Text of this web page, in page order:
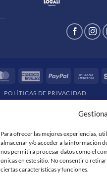
Para ofrecer las mejores experiencias,
almacenar y/o acceder a la información
nos permitirá procesar datos como el
únicas en este sitio. No consentir o
ciertas características y funciones.
MasterCardAmericanPayPal
POLÍTICAS DE PRIVACIDAD